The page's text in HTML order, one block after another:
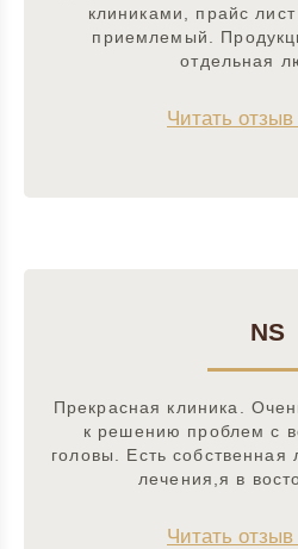
клиниками, прайс
приемлемый.
отдельная
Читать отзыв
NS
Прекрасная клиника.
к решению проблем с
головы. Есть собственная
лечения,я в
Читать отзыв